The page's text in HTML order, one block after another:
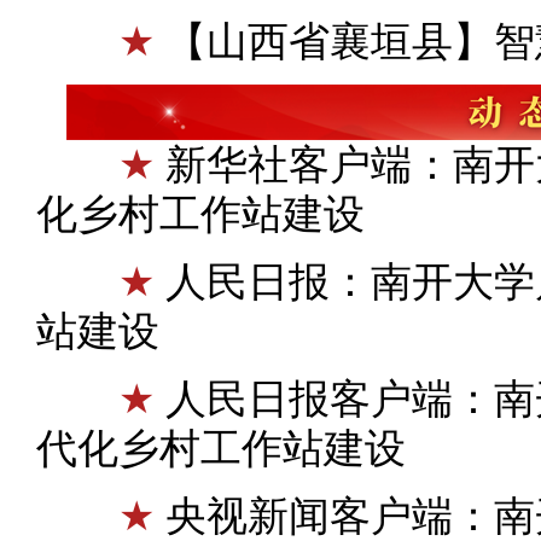
★ 【山西省襄垣县】
★ 新华社客户端：南
化乡村工作站建设
★ 人民日报：南开大
站建设
★ 人民日报客户端：
代化乡村工作站建设
★ 央视新闻客户端：